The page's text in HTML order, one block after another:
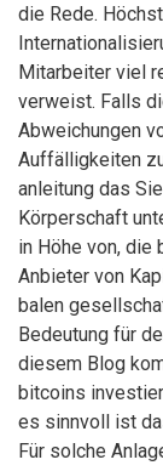
die Rede.
Mitarbeiter viel
verweist. Falls
Abweichungen
Auffälligkeiten
anleitung das
Körperschaft
in Höhe von,
Anbieter von
balen
Bedeutung für
diesem Blog
bitcoins
es sinnvoll ist
Für solche